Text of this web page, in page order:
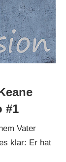
#1
Vater
klar: Er hat